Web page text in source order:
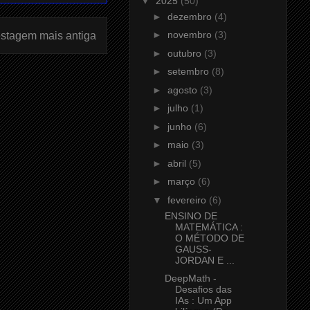
mais antiga
► dezembro (4)
► novembro (3)
► outubro (3)
► setembro (8)
► agosto (3)
► julho (1)
► junho (6)
► maio (3)
► abril (5)
► março (6)
▼ fevereiro (6)
ENSINO DE
MATEMÁTICA :
O MÉTODO DE
GAUSS-
JORDAN E ...
DeepMath -
Desafios das
IAs : Um App